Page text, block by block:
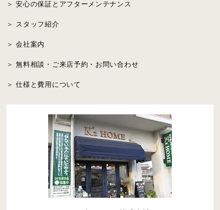
安心の保証とアフターメンテナンス
スタッフ紹介
会社案内
無料相談・ご来店予約・お問い合わせ
仕様と費用について